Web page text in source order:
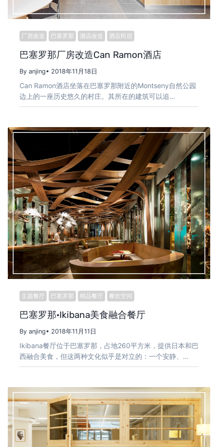
厂房改造 巴塞罗那 酒店改造 酒店民宿
巴塞罗那厂房改造Can Ramon酒店
By anjing• 2018年11月18日
Can Ramon酒店坐落在巴塞罗那附近的Montseny自然公园
边上的一座历史悠久的村庄。其所在的建筑可以追…
主题餐厅 巴塞罗那 精品餐厅 餐饮空间
巴塞罗那·Ikibana美食融合餐厅
By anjing• 2018年11月11日
Ikibana餐厅位于巴塞罗那，占地260平方米，提供日本和巴
西融合美食，但这两种文化似乎是对立的：一个安静、…